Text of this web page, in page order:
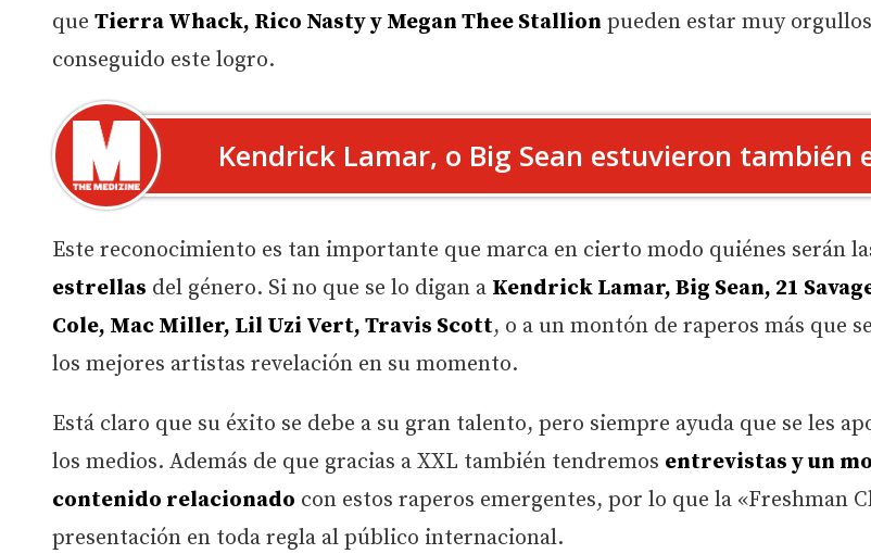
que Tierra Whack, Rico Nasty y Megan Thee Stallion pueden estar muy
conseguido este logro.
Kendrick Lamar, o Big Sean estuvieron también
Este reconocimiento es tan importante que marca en cierto modo quiénes serán
estrellas del género. Si no que se lo digan a Kendrick Lamar, Big Sean, 21
Cole, Mac Miller, Lil Uzi Vert, Travis Scott, o a un montón de raperos más que
los mejores artistas revelación en su momento.
Está claro que su éxito se debe a su gran talento, pero siempre ayuda que se les
los medios. Además de que gracias a XXL también tendremos entrevistas y un
contenido relacionado con estos raperos emergentes, por lo que la «Freshman
presentación en toda regla al público internacional.